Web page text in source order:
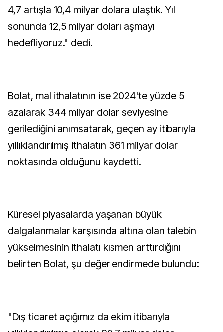
4,7 artışla 10,4 milyar dolara ulaştık. Yıl
sonunda 12,5 milyar doları aşmayı
hedefliyoruz." dedi.
Bolat, mal ithalatının ise 2024'te yüzde 5
azalarak 344 milyar dolar seviyesine
gerilediğini anımsatarak, geçen ay itibarıyla
yıllıklandırılmış ithalatın 361 milyar dolar
noktasında olduğunu kaydetti.
Küresel piyasalarda yaşanan büyük
dalgalanmalar karşısında altına olan talebin
yükselmesinin ithalatı kısmen arttırdığını
belirten Bolat, şu değerlendirmede bulundu:
"Dış ticaret açığımız da ekim itibarıyla